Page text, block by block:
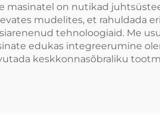
masinatel on nutikad
mudelites, et rahuldada
tehnoloogiaid. Me
edukas integreerumine
keskkonnasõbraliku